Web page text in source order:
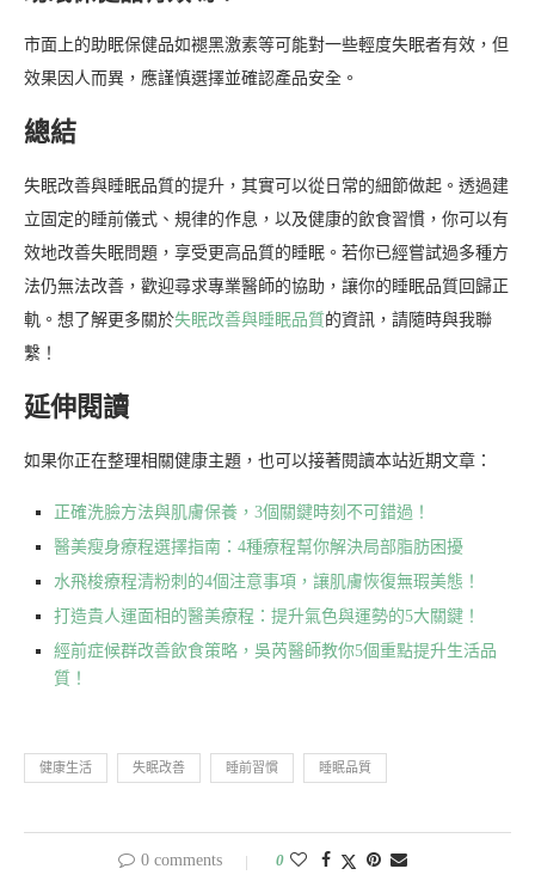
市面上的助眠保健品如褪黑激素等可能對一些輕度失眠者有效，但
效果因人而異，應謹慎選擇並確認產品安全。
總結
失眠改善與睡眠品質的提升，其實可以從日常的細節做起。透過建
立固定的睡前儀式、規律的作息，以及健康的飲食習慣，你可以有
效地改善失眠問題，享受更高品質的睡眠。若你已經嘗試過多種方
法仍無法改善，歡迎尋求專業醫師的協助，讓你的睡眠品質回歸正
軌。想了解更多關於失眠改善與睡眠品質的資訊，請隨時與我聯
繫！
延伸閱讀
如果你正在整理相關健康主題，也可以接著閱讀本站近期文章：
正確洗臉方法與肌膚保養，3個關鍵時刻不可錯過！
醫美瘦身療程選擇指南：4種療程幫你解決局部脂肪困擾
水飛梭療程清粉刺的4個注意事項，讓肌膚恢復無瑕美態！
打造貴人運面相的醫美療程：提升氣色與運勢的5大關鍵！
經前症候群改善飲食策略，吳芮醫師教你5個重點提升生活品
質！
健康生活 失眠改善 睡前習慣 睡眠品質
0 comments 0